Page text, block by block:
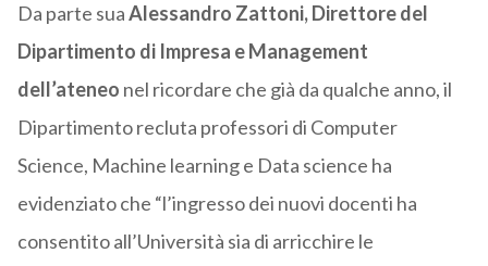
Da parte suaAlessandro Zattoni, Direttore del
Dipartimento di Impresa e Management
dell’ateneo nel ricordare che già da qualche anno, il
Dipartimento recluta professori di Computer
Science, Machine learning e Data science ha
evidenziato che “l’ingresso dei nuovi docenti ha
consentito all’Università sia di arricchire le